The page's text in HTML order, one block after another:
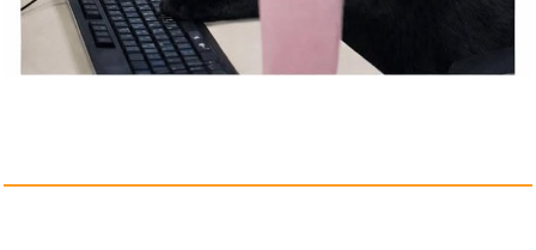
The Capitol Studios Sessions [...
Anzeige